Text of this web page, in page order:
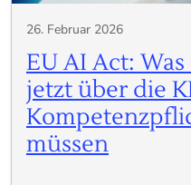
26. Februar 2026
EU AI Act:
jetzt über die
müssen